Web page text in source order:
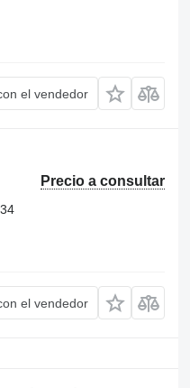
el vendedor
Precio a consultar
el vendedor